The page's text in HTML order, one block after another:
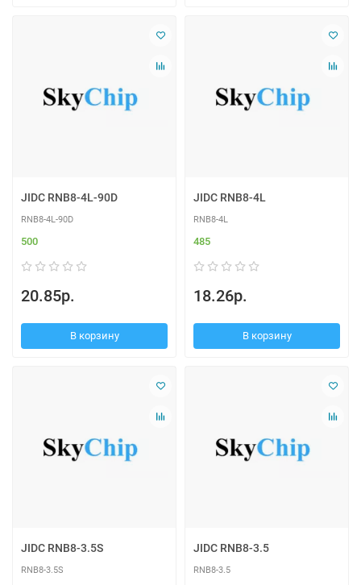
JIDC RNB8-4L-90D
RNB8-4L-90D
500
20.85р.
В корзину
JIDC RNB8-4L
RNB8-4L
485
18.26р.
В корзину
JIDC RNB8-3.5S
RNB8-3.5S
JIDC RNB8-3.5
RNB8-3.5